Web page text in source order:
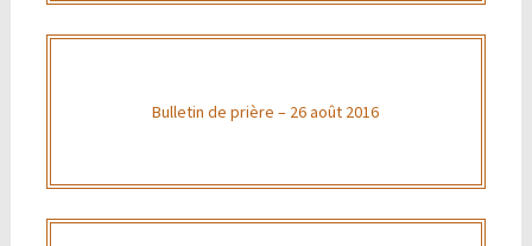
Bulletin de prière – 26 août 2016